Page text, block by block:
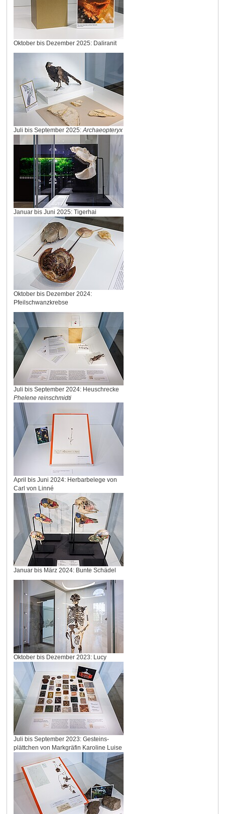
Oktober bis Dezember 2025: Daliranit
Juli bis September 2025: Archaeopteryx
Januar bis Juni 2025: Tigerhai
Oktober bis Dezember 2024:
Pfeilschwanzkrebse
Juli bis September 2024: Heuschrecke
Phelene reinschmidti
April bis Juni 2024: Herbarbelege von
Carl von Linné
Januar bis März 2024: Bunte Schädel
Oktober bis Dezember 2023: Lucy
Juli bis September 2023: Gesteins-
plättchen von Markgräfin Karoline Luise